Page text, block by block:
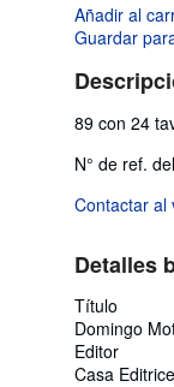
Añadir al
Guardar
89 con 24
N° de ref.
Contactar al
Detalles
Título
Domingo
Editor
Casa